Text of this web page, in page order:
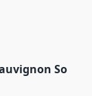
So